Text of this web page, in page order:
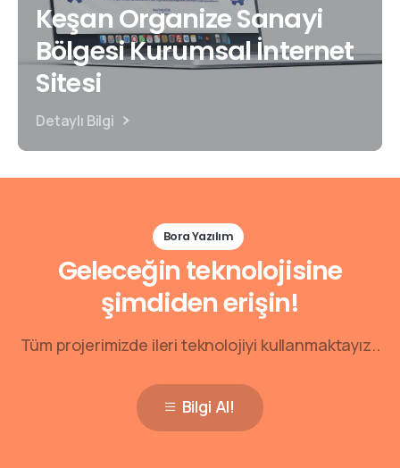
Keşan Organize Sanayi
Bölgesi Kurumsal İnternet
Sitesi
Detaylı Bilgi
Bora Yazılım
Geleceğin teknolojisine
şimdiden erişin!
Tüm projerimizde ileri teknolojiyi kullanmaktayız..
Bilgi Al!